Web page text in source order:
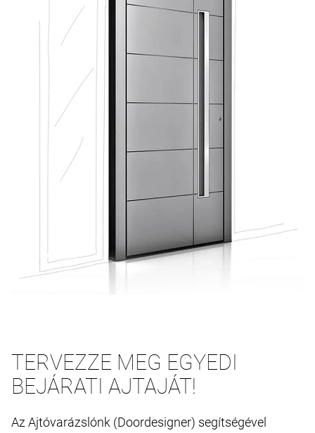
TERVEZZE MEG EGYEDI
BEJÁRATI AJTAJÁT!
Az Ajtóvarázslónk (Doordesigner) segítségével